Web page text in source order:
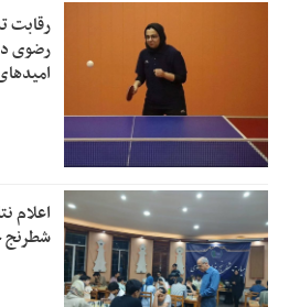
رقابت
رضوی
اعلام
شطرنج